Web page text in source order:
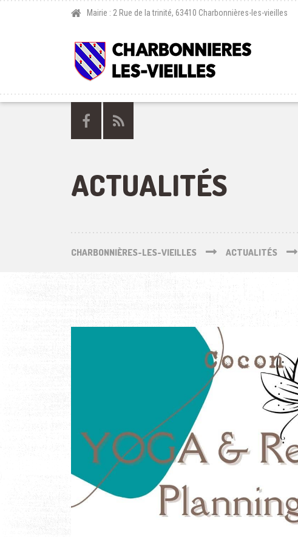
Mairie : 2 Rue de la trinité, 63410 Charbonnières-les-vieilles
ACTUALITÉS
CHARBONNIÈRES-LES-VIEILLES ACTUALITÉS